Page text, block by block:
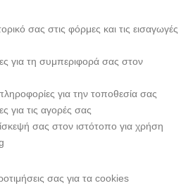
σας στις φόρμες και τις εισαγωγές
για τη συμπεριφορά σας στον
για την τοποθεσία σας
για τις αγορές σας
σας στον ιστότοπο για χρήση
σας για τα cookies